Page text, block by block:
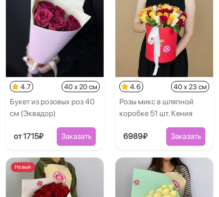
4.7 40 x 20 см
Букет из розовых роз 40
см (Эквадор)
от 1715₽ Заказать
4.6 40 x 23 см
Розы микс в шляпной
коробке 51 шт. Кения
6989₽ Заказать
Новый